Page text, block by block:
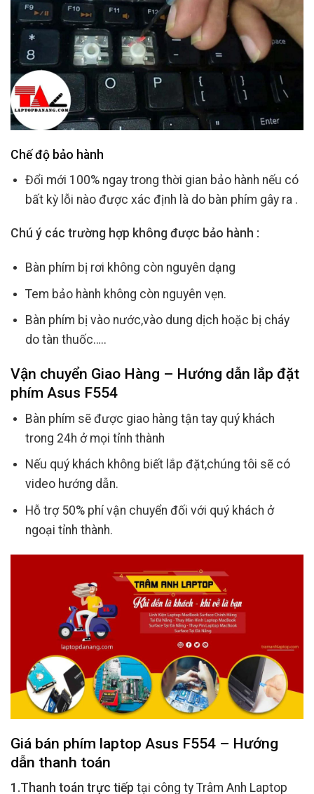
Chế độ bảo hành
Đổi mới 100% ngay trong thời gian bảo hành nếu có
bất kỳ lỗi nào được xác định là do bàn phím gây ra .
Chú ý các trường hợp không được bảo hành :
Bàn phím bị rơi không còn nguyên dạng
Tem bảo hành không còn nguyên vẹn.
Bàn phím bị vào nước,vào dung dịch hoặc bị cháy
do tàn thuốc…..
Vận chuyển Giao Hàng – Hướng dẫn lắp đặt
phím Asus F554
Bàn phím sẽ được giao hàng tận tay quý khách
trong 24h ở mọi tỉnh thành
Nếu quý khách không biết lắp đặt,chúng tôi sẽ có
video hướng dẫn.
Hỗ trợ 50% phí vận chuyển đối với quý khách ở
ngoại tỉnh thành.
Giá bán phím laptop Asus F554 – Hướng
dẫn thanh toán
1.Thanh toán trực tiếp tại công ty Trâm Anh Laptop